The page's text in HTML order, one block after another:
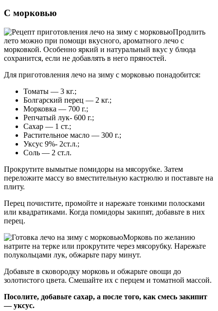
С морковью
Продлить
лето можно при помощи вкусного, ароматного лечо с
морковкой. Особенно яркий и натуральный вкус у блюда
сохранится, если не добавлять в него пряностей.
Для приготовления лечо на зиму с морковью понадобится:
Томаты — 3 кг.;
Болгарский перец — 2 кг.;
Морковка — 700 г.;
Репчатый лук- 600 г.;
Сахар — 1 ст.;
Растительное масло — 300 г.;
Уксус 9%- 2ст.л.;
Соль — 2 ст.л.
Прокрутите вымытые помидоры на мясорубке. Затем
переложите массу во вместительную кастрюлю и поставьте на
плиту.
Перец почистите, промойте и нарежьте тонкими полосками
или квадратиками. Когда помидоры закипят, добавьте в них
перец.
Морковь по желанию
натрите на терке или прокрутите через мясорубку. Нарежьте
полукольцами лук, обжарьте пару минут.
Добавьте в сковородку морковь и обжарьте овощи до
золотистого цвета. Смешайте их с перцем и томатной массой.
Посолите, добавьте сахар, а после того, как смесь закипит
— уксус.